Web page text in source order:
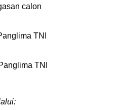
calon
TNI
TNI